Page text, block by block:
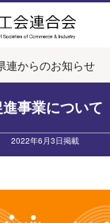
連からのお知らせ
事業について
2022年6月3日掲載